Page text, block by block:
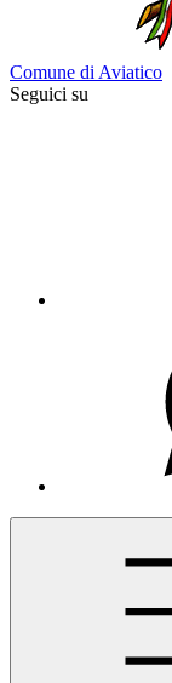
Comune di Aviatico
Seguici su